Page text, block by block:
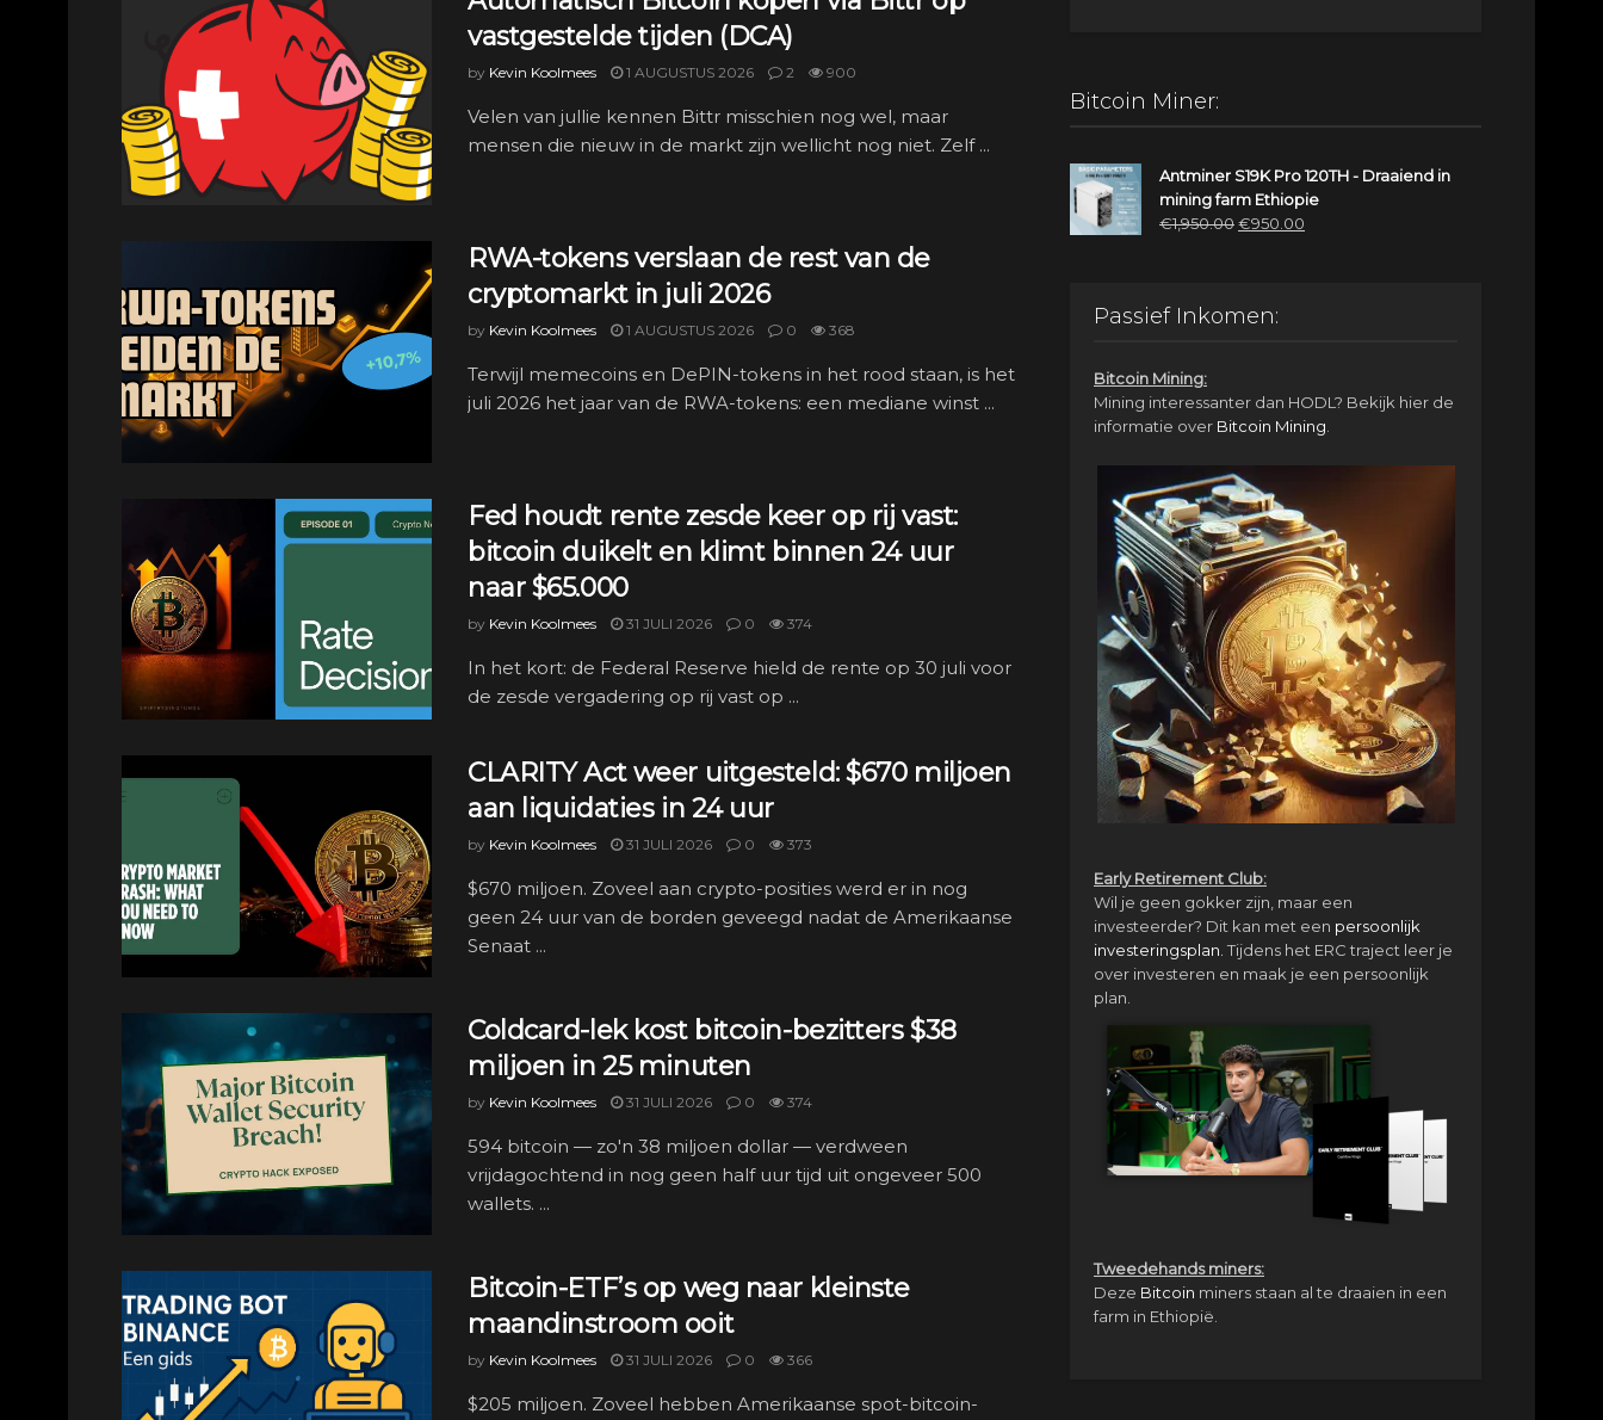
vastgestelde tijden (DCA)
by Kevin Koolmees 1 AUGUSTUS 2026 2 900
Velen van jullie kennen Bittr misschien nog wel, maar
mensen die nieuw in de markt zijn wellicht nog niet. Zelf ...
RWA-tokens verslaan de rest van de
cryptomarkt in juli 2026
by Kevin Koolmees 1 AUGUSTUS 2026 0 368
Terwijl memecoins en DePIN-tokens in het rood staan, is het
juli 2026 het jaar van de RWA-tokens: een mediane winst ...
Fed houdt rente zesde keer op rij vast:
bitcoin duikelt en klimt binnen 24 uur
naar $65.000
by Kevin Koolmees 31 JULI 2026 0 374
In het kort: de Federal Reserve hield de rente op 30 juli voor
de zesde vergadering op rij vast op ...
CLARITY Act weer uitgesteld: $670 miljoen
aan liquidaties in 24 uur
by Kevin Koolmees 31 JULI 2026 0 373
$670 miljoen. Zoveel aan crypto-posities werd er in nog
geen 24 uur van de borden geveegd nadat de Amerikaanse
Senaat ...
Coldcard-lek kost bitcoin-bezitters $38
miljoen in 25 minuten
by Kevin Koolmees 31 JULI 2026 0 374
594 bitcoin — zo'n 38 miljoen dollar — verdween
vrijdagochtend in nog geen half uur tijd uit ongeveer 500
wallets. ...
Bitcoin-ETF’s op weg naar kleinste
maandinstroom ooit
by Kevin Koolmees 31 JULI 2026 0 366
$205 miljoen. Zoveel hebben Amerikaanse spot-bitcoin-
Bitcoin Miner:
Antminer S19K Pro 120TH - Draaiend in
mining farm Ethiopie
€1,950.00Oorspronkelijke
€950.00
Passief Inkomen:
Bitcoin Mining:
Mining interessanter dan HODL? Bekijk hier de
informatie over Bitcoin Mining.
Early Retirement Club:
Wil je geen gokker zijn, maar een
investeerder? Dit kan met een persoonlijk
investeringsplan. Tijdens het ERC traject leer je
over investeren en maak je een persoonlijk
plan.
Tweedehands miners:
Deze Bitcoin miners staan al te draaien in een
farm in Ethiopië.